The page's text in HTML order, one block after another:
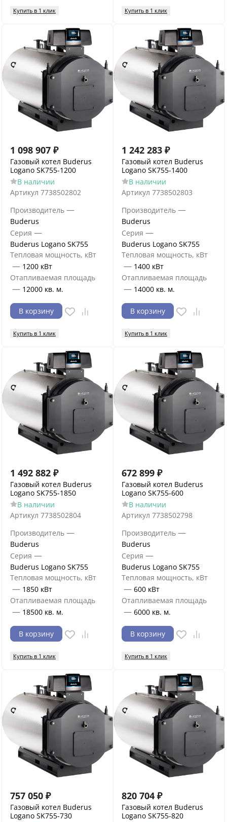
Купить в 1 клик Купить в 1 клик
1 098 907 ₽
Газовый котел Buderus
Logano SK755-1200
В наличии
Артикул 7738502802
Производитель —
Buderus
Серия —
Buderus Logano SK755
Тепловая мощность, кВт
— 1200 кВт
Отапливаемая площадь
— 12000 кв. м.
В корзину
Купить в 1 клик
1 242 283 ₽
Газовый котел Buderus
Logano SK755-1400
В наличии
Артикул 7738502803
Производитель —
Buderus
Серия —
Buderus Logano SK755
Тепловая мощность, кВт
— 1400 кВт
Отапливаемая площадь
— 14000 кв. м.
В корзину
Купить в 1 клик
1 492 882 ₽
Газовый котел Buderus
Logano SK755-1850
В наличии
Артикул 7738502804
Производитель —
Buderus
Серия —
Buderus Logano SK755
Тепловая мощность, кВт
— 1850 кВт
Отапливаемая площадь
— 18500 кв. м.
В корзину
Купить в 1 клик
672 899 ₽
Газовый котел Buderus
Logano SK755-600
В наличии
Артикул 7738502798
Производитель —
Buderus
Серия —
Buderus Logano SK755
Тепловая мощность, кВт
— 600 кВт
Отапливаемая площадь
— 6000 кв. м.
В корзину
Купить в 1 клик
757 050 ₽
Газовый котел Buderus
Logano SK755-730
820 704 ₽
Газовый котел Buderus
Logano SK755-820